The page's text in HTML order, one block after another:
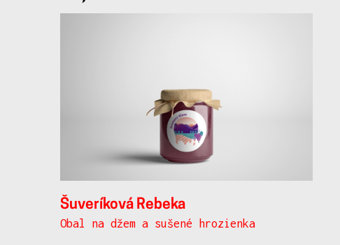
ilustrace
Šuveríková Rebeka
Obal na džem a sušené hrozienka